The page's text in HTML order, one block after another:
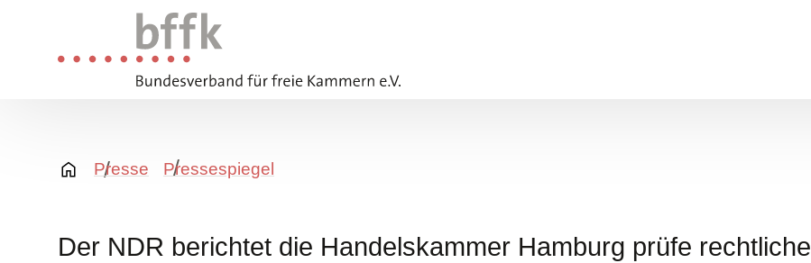
Presse Pressespiegel
Der NDR berichtet die Handelskammer Hamburg prüfe rechtliche